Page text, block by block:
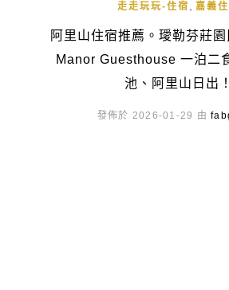
走走玩玩-住宿 嘉義
阿里山住宿推薦。璦勒芬莊
Manor Guesthouse 一泊二
池、阿里山日出！
發佈於 2026-01-29 由